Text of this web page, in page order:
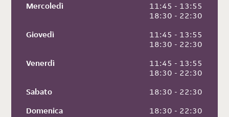
Mercoledì
11:45 - 13:55
18:30 - 22:30
Giovedì
11:45 - 13:55
18:30 - 22:30
Venerdì
11:45 - 13:55
18:30 - 22:30
Sabato
18:30 - 22:30
Domenica
18:30 - 22:30